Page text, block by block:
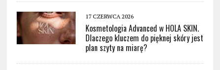
17 CZERWCA 2026
Kosmetologia Advanced w HOLA SKIN.
Dlaczego kluczem do pięknej skóry jest
plan szyty na miarę?